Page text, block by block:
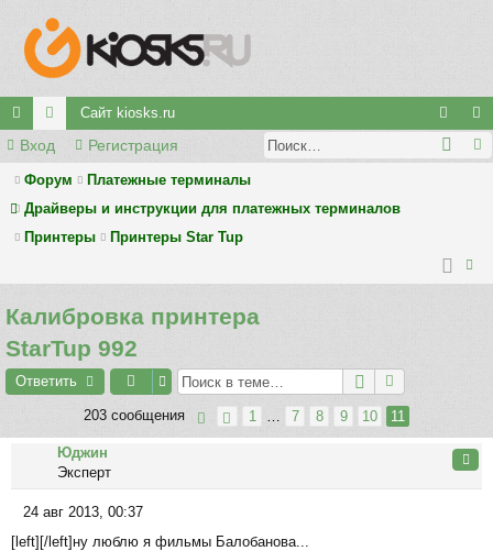
с
ы
лк
и
ор
у
м
ы
Сайт kiosks.ru
хо
ег
Вход Регистрация
Форум
Платежные терминалы
Драйверы и инструкции для платежных терминалов
Принтеры
Принтеры Star Tup
Калибровка принтера
StarTup 992
Ответить
203 сообщения 1 … 7 8 9 10 11
Юджин
Эксперт
о
24 авг 2013, 00:37
[left][/left]ну люблю я фильмы Балобанова...